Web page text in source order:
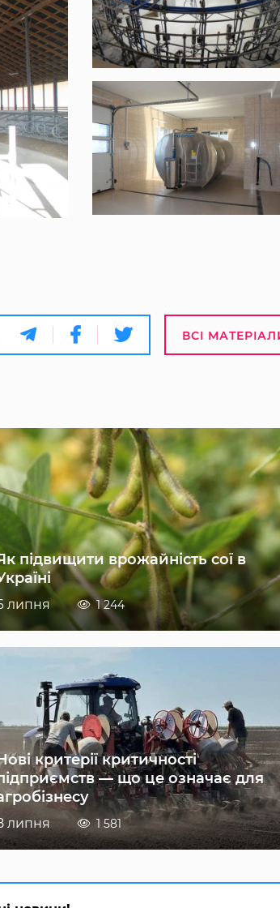
ВСІ
підвищити врожайність сої в
липня 1 244
критерії критичності
— що це означає для
липня 1 581